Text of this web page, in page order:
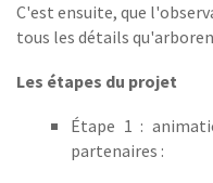
C'est ensuite, que
tous les détails
Les étapes du projet
Étape 1 :
partenaires :